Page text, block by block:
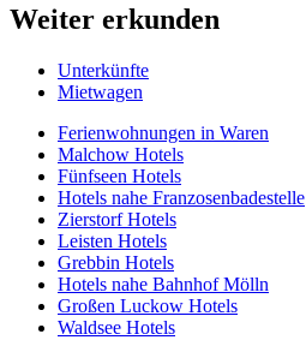
Weiter erkunden
Unterkünfte
Mietwagen
Ferienwohnungen in Waren
Malchow Hotels
Fünfseen Hotels
Hotels nahe Franzosenbadestelle
Zierstorf Hotels
Leisten Hotels
Grebbin Hotels
Hotels nahe Bahnhof Mölln
Großen Luckow Hotels
Waldsee Hotels